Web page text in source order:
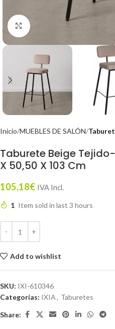
Click to enlarge
Inicio MUEBLES DE SALÓN
Taburete Beige
X 50,50 X 103 Cm
105,18€ IVA Incl.
1 Item sold in last 3 hours
Add to wishlist
SKU: IXI-610346
Categorías: IXIA, Taburetes
Share: